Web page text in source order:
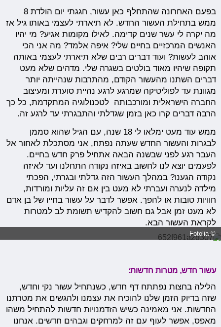
בפעם האחרונה שהתחלף כאן עשור, חגגתי יום הולדת 8
ממש בתחילת העשור החדש. לא תיארתי לעצמי באותו גיל אז
מה יקרה לי עשר שנים קדימה. לאילו מקומות אגיע? מי יהיו
האנשים המרכזיים בחיים שלי? איפה אלמד? מה אני הכי
אוהב לעשות? ועוד דברים רבים שלא תיארתי לעצמי באותה
תקופה שיהיו מאוד בולטים בשגרה שלי. מדהים שלא מעט
דברים השתנו מהעשור הקודם, מהתרבות שנהייתה יותר
מגוונת עד לפוליטיקה שמרגע לרגע נהיית סוערת ומעיצוב
החברה הישראלית ומורכבותה לטכנולוגיה המתקדמת, כל כך
הרבה דברים קרו כאן בזמן שגדלתי והתבגרתי עד לרגע זה.
ממש עוד מעט ימלאו לי 18 שנה, עם הגיל שהוא סממן
לבגרות והעשור החדש שעתה נפתח, אני מסתכלת לאחור אל
העבר רגע לפני שבשנה הבאה אתחיל פרק חדש בחיים.
לפעמים יוצא לנו לחשוב באיזה נקודה התחלנו ועד לאיזה
נקודה הגענו? במהלך העשור הזה גדלתי ובגרתי, הפכתי
מילדה לנערה ועברתי לא מעט בין אם זה עליות ומורדות,
חוויות טובות או להפך. אפשר לדבר על עשור בחייו של בן אדם
לא מעט זמן אבל גם חשוב להקדיש תשומת לב למטרות
לקראת העשור הבא.
© Fotolia
עשור חדש, מטרות חדשות:
הלילה בחצות נפתתח דף חדש, כשנתחיל עשור נקי וחדש,
שזה בדיוק הזמן שלנו להוכיח את עצמנו ולהגשים את מטרתנו
החדשות. אני מאמינה כשיש הזדמנויות חדשות להתחיל משהו
מאפס, אפשר לעוף עם זה למרחקים וגבהים חדשים. אנחנו